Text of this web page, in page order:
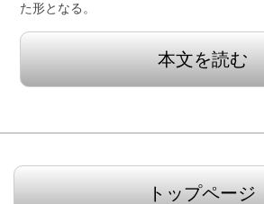
た形となる。
本文を読む
トップページ